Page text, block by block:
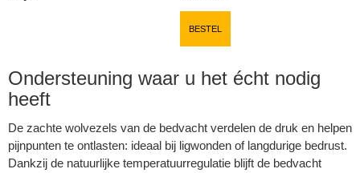
BESTEL
Ondersteuning waar u het écht nodig
heeft
De zachte wolvezels van de bedvacht verdelen de druk en helpen
pijnpunten te ontlasten: ideaal bij ligwonden of langdurige bedrust.
Dankzij de natuurlijke temperatuurregulatie blijft de bedvacht